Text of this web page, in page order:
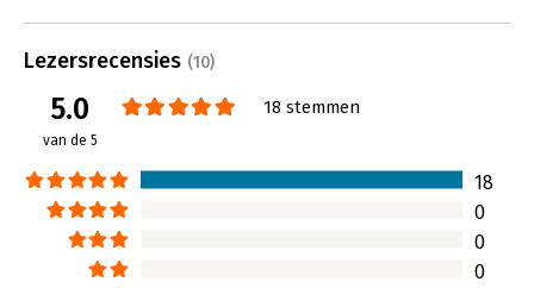
Lezersrecensies (10)
5.0
van de 5
18 stemmen
18
0
0
0